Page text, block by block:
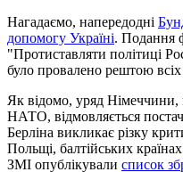
Нагадаємо, напередодні
допомогу Україні. Подання
"Протиставляти політиці
було провалено рештою
Як відомо, уряд Німеччини,
НАТО, відмовляється
Берліна викликає різку
Польщі, балтійських
ЗМІ опублікували список